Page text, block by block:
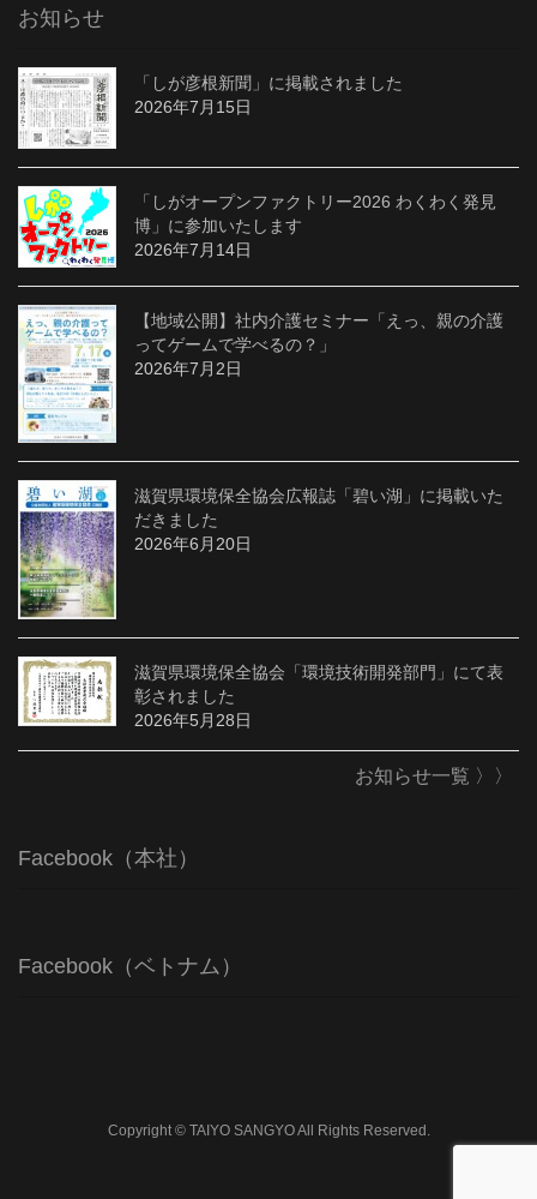
お知らせ
「しが彦根新聞」に掲載されました
2026年7月15日
「しがオープンファクトリー2026 わくわく発見
博」に参加いたします
2026年7月14日
【地域公開】社内介護セミナー「えっ、親の介護
ってゲームで学べるの？」
2026年7月2日
滋賀県環境保全協会広報誌「碧い湖」に掲載いた
だきました
2026年6月20日
滋賀県環境保全協会「環境技術開発部門」にて表
彰されました
2026年5月28日
お知らせ一覧 〉〉
Facebook（本社）
Facebook（ベトナム）
Copyright © TAIYO SANGYO All Rights Reserved.